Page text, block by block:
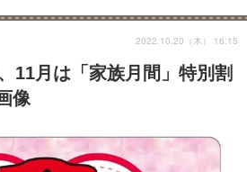
11月は「家族月間」特別割
像
2022.10.20（木） 16:15